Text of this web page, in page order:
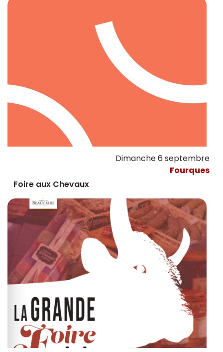
Dimanche 6 septembre
Fourques
Foire aux Chevaux